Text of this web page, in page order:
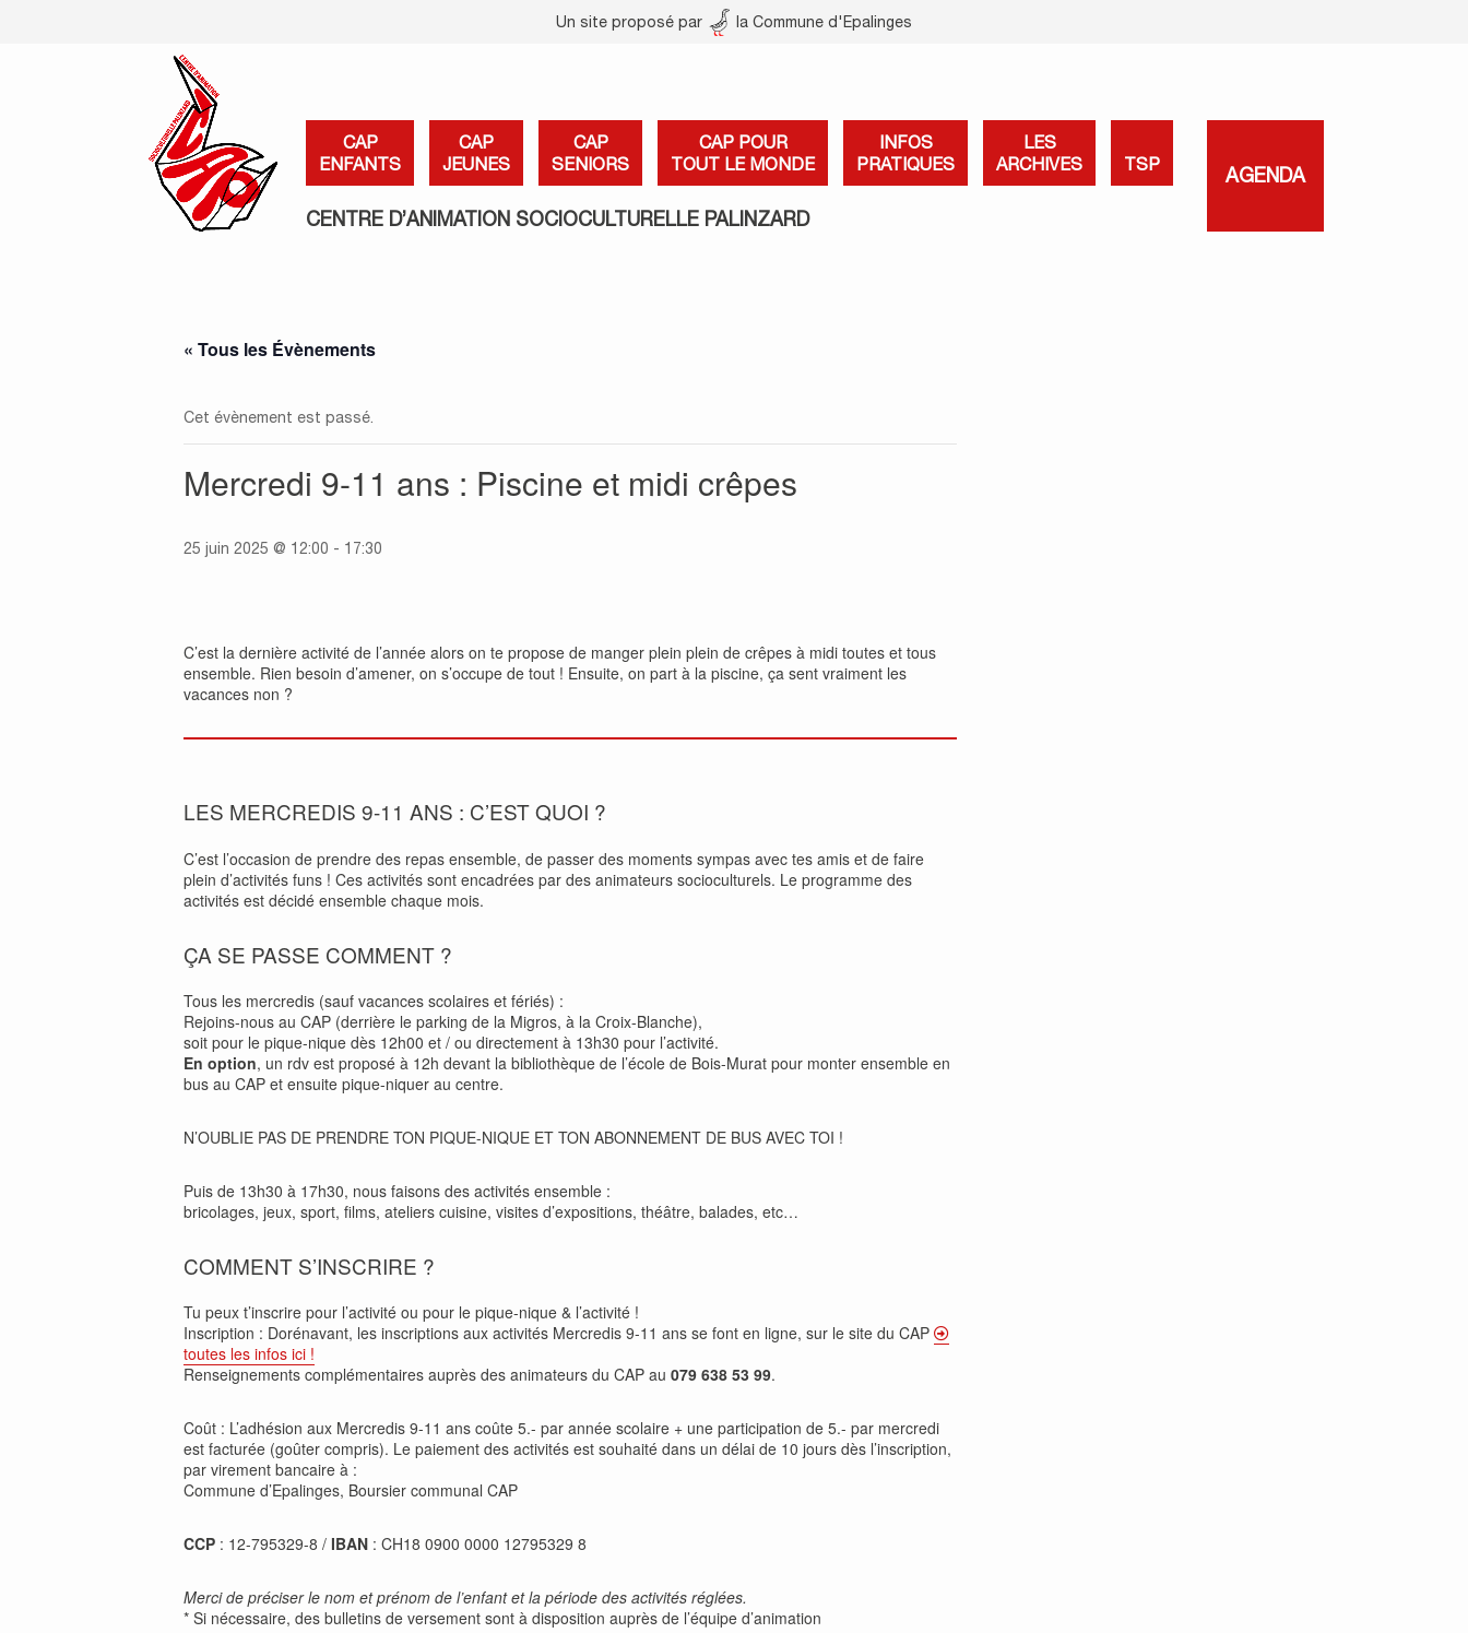
Un site proposé par la Commune d'Epalinges
CAP
ENFANTS
CAP
JEUNES
CAP
SENIORS
CAP POUR
TOUT LE MONDE
INFOS
PRATIQUES
LES
ARCHIVES
TSP
AGENDA
CENTRE D’ANIMATION SOCIOCULTURELLE PALINZARD
« Tous les Évènements
Cet évènement est passé.
Mercredi 9-11 ans : Piscine et midi crêpes
25 juin 2025 @ 12:00 - 17:30
C’est la dernière activité de l’année alors on te propose de manger plein plein de crêpes à midi toutes et tous
ensemble. Rien besoin d’amener, on s’occupe de tout ! Ensuite, on part à la piscine, ça sent vraiment les
vacances non ?
LES MERCREDIS 9-11 ANS : C’EST QUOI ?
C’est l’occasion de prendre des repas ensemble, de passer des moments sympas avec tes amis et de faire
plein d’activités funs ! Ces activités sont encadrées par des animateurs socioculturels. Le programme des
activités est décidé ensemble chaque mois.
ÇA SE PASSE COMMENT ?
Tous les mercredis (sauf vacances scolaires et fériés) :
Rejoins-nous au CAP (derrière le parking de la Migros, à la Croix-Blanche),
soit pour le pique-nique dès 12h00 et / ou directement à 13h30 pour l’activité.
En option, un rdv est proposé à 12h devant la bibliothèque de l’école de Bois-Murat pour monter ensemble en
bus au CAP et ensuite pique-niquer au centre.
N’OUBLIE PAS DE PRENDRE TON PIQUE-NIQUE ET TON ABONNEMENT DE BUS AVEC TOI !
Puis de 13h30 à 17h30, nous faisons des activités ensemble :
bricolages, jeux, sport, films, ateliers cuisine, visites d’expositions, théâtre, balades, etc…
COMMENT S’INSCRIRE ?
Tu peux t’inscrire pour l’activité ou pour le pique-nique & l’activité !
Inscription : Dorénavant, les inscriptions aux activités Mercredis 9-11 ans se font en ligne, sur le site du CAP
toutes les infos ici !
Renseignements complémentaires auprès des animateurs du CAP au 079 638 53 99.
Coût : L’adhésion aux Mercredis 9-11 ans coûte 5.- par année scolaire + une participation de 5.- par mercredi
est facturée (goûter compris). Le paiement des activités est souhaité dans un délai de 10 jours dès l’inscription,
par virement bancaire à :
Commune d’Epalinges, Boursier communal CAP
CCP : 12-795329-8 / IBAN : CH18 0900 0000 12795329 8
Merci de préciser le nom et prénom de l’enfant et la période des activités réglées.
* Si nécessaire, des bulletins de versement sont à disposition auprès de l’équipe d’animation